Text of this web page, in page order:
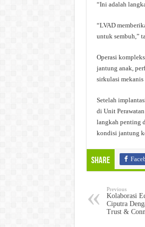
“Ini adalah
“LVAD
untuk sembuh,”
Operasi
jantung anak,
sirkulasi mekanis
Setelah
di Unit
langkah penting
kondisi jantung
Share
Previous
Kolaborasi
Ciputra
Trust &